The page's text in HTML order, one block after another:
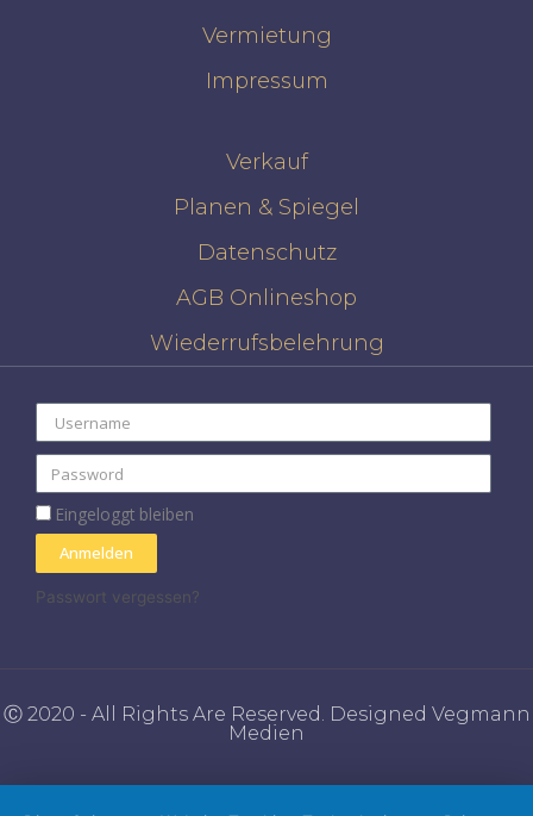
Vermietung
Impressum
Verkauf
Planen & Spiegel
Datenschutz
AGB Onlineshop
Wiederrufsbelehrung
Eingeloggt bleiben
Anmelden
Passwort vergessen?
Ⓒ 2020 - All Rights Are Reserved. Designed Vegmann
Medien